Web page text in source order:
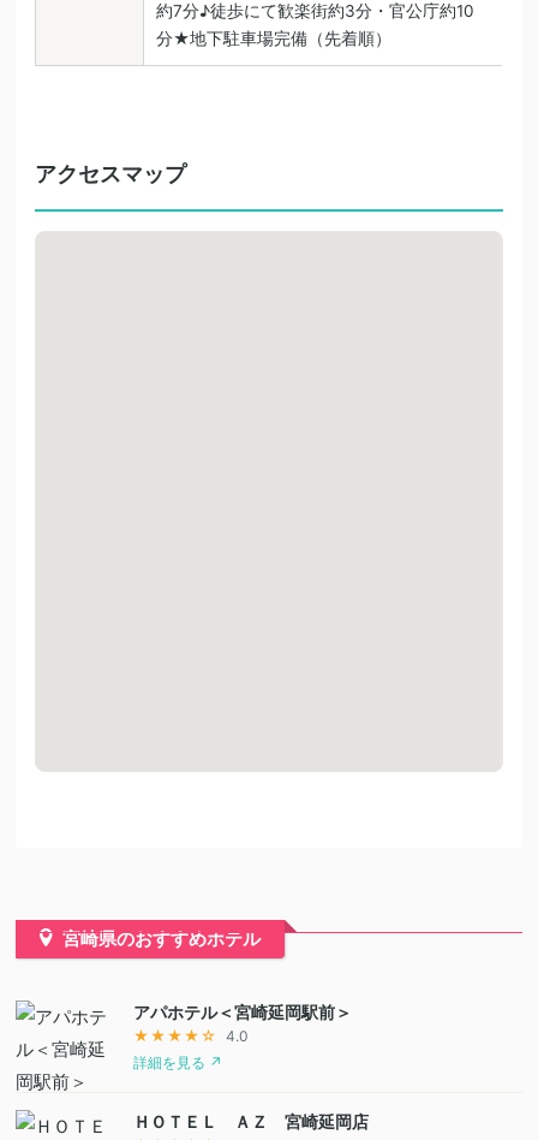
約7分♪徒歩にて歓楽街約3分・官公庁約10
分★地下駐車場完備（先着順）
アクセスマップ
宮崎県のおすすめホテル
アパホテル＜宮崎延岡駅前＞
★★★★☆
4.0
詳細を見る ↗
ＨＯＴＥＬ ＡＺ 宮崎延岡店